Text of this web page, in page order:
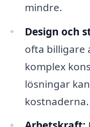
mindre.
Design och
ofta billigare
komplex
lösningar
kostnaderna.